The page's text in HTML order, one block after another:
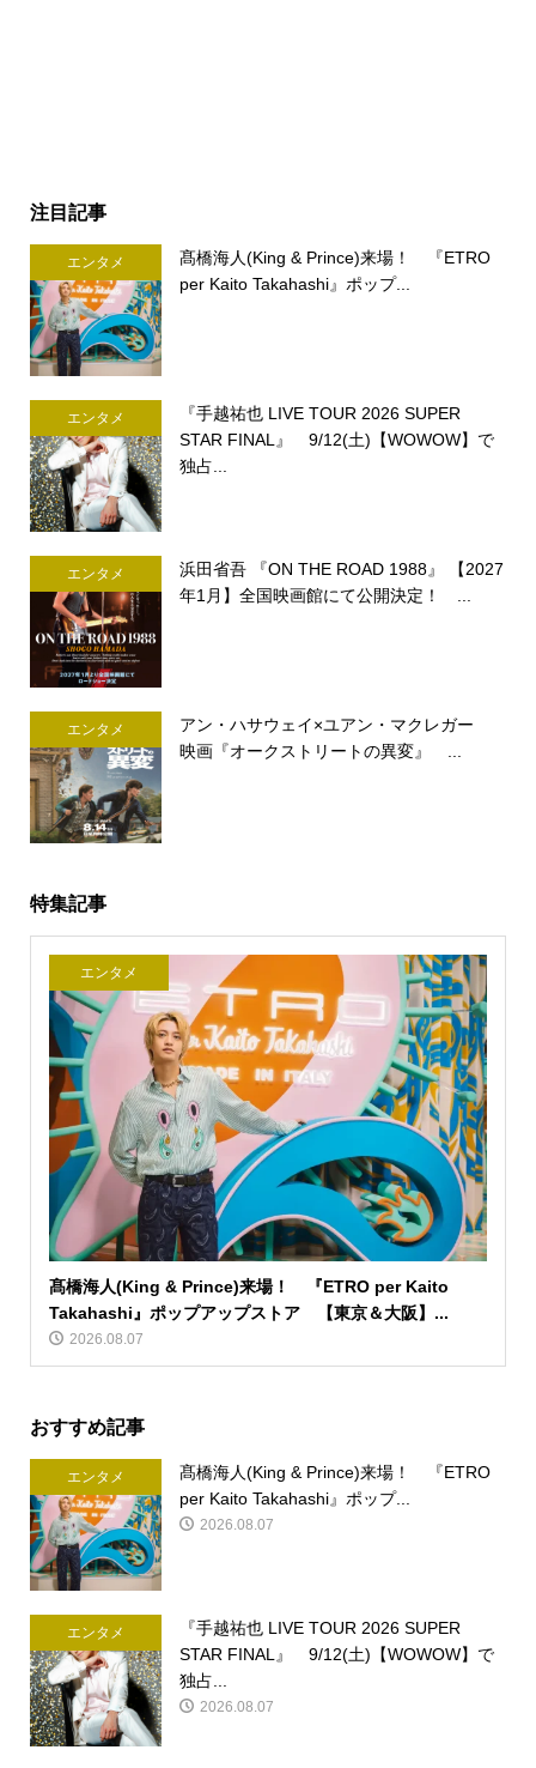
注目記事
エンタメ
髙橋海人(King & Prince)来場！ 『ETRO
per Kaito Takahashi』ポップ...
エンタメ
『手越祐也 LIVE TOUR 2026 SUPER
STAR FINAL』 9/12(土)【WOWOW】で
独占...
エンタメ
浜田省吾 『ON THE ROAD 1988』 【2027
年1月】全国映画館にて公開決定！ ...
エンタメ
アン・ハサウェイ×ユアン・マクレガー
映画『オークストリートの異変』 ...
特集記事
エンタメ
髙橋海人(King & Prince)来場！ 『ETRO per Kaito
Takahashi』ポップアップストア 【東京＆大阪】...
2026.08.07
おすすめ記事
エンタメ
髙橋海人(King & Prince)来場！ 『ETRO
per Kaito Takahashi』ポップ...
2026.08.07
エンタメ
『手越祐也 LIVE TOUR 2026 SUPER
STAR FINAL』 9/12(土)【WOWOW】で
独占...
2026.08.07